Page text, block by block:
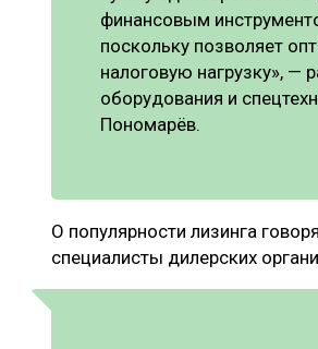
финансовым
поскольку позволяет
налоговую нагрузку», —
оборудования и
Пономарёв.
О популярности лизинга
специалисты дилерских